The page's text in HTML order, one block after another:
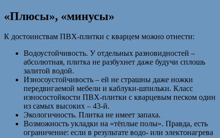
«Плюсы», «минусы»
К достоинствам ПВХ-плитки с кварцем можно отнести:
Водоустойчивость. У отдельных разновидностей –
абсолютная, плитка не разбухнет даже будучи сплошь
залитой водой.
Износоустойчивость – ей не страшны даже ножки
передвигаемой мебели и каблуки-шпильки. Класс
износостойкости ПВХ-плитки с кварцевым песком один
из самых высоких – 43-й.
Экологичность. Плитка не имеет запаха.
Возможность укладки на «тёплые полы». Правда, есть
ограничение: если в результате водо- или электонагрева